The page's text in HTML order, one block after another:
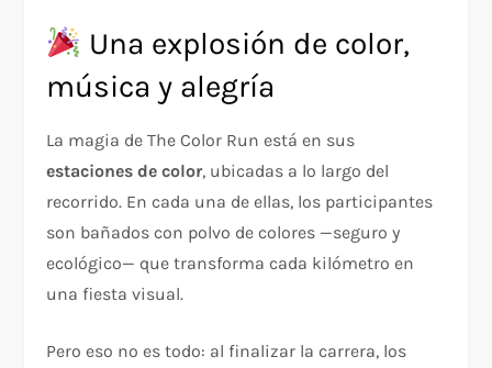
Una explosión de color,
música y alegría
La magia de The Color Run está en sus
estaciones de color, ubicadas a lo largo del
recorrido. En cada una de ellas, los participantes
son bañados con polvo de colores —seguro y
ecológico— que transforma cada kilómetro en
una fiesta visual.
Pero eso no es todo: al finalizar la carrera, los